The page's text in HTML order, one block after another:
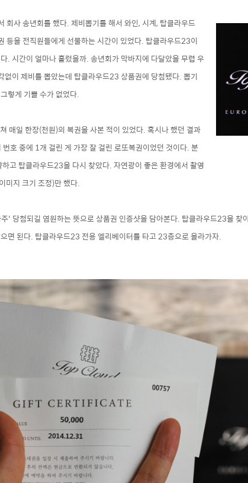
회사 송년회를 했다. 제비뽑기를 해서 와인, 시계, 탑클라우드
등을 전직원들에게 선물하는 시간이 있었다. 탑클라우드23이
. 시간이 얼마나 흘렀을까. 송년회가 막바지에 다달았을 무렵 우
없이 제비를 뽑았는데 탑클라우드23 상품권에 당첨됐다. 뽑기
렇게 기쁠 수가 없었다.
매일 한장(천원)의 복권을 사본 적이 있었다. 혹시나 했던 결과
호 중에 1개 걸린 게 가장 잘 걸린 로또복권이었던 것이다.분
고 탑클라우드23을 다시 찾았다. 자연광이 좋은 환경에서 촬영
미지 크기 조정)만 했다.
' 당첨되길 염원하는 뜻으로 상품권 인증샷을 담아본다. 탑클라우드23을 찾
면 된다. 탑클라우드23 전용 엘리베이터를 타고 23층으로 올라가자.